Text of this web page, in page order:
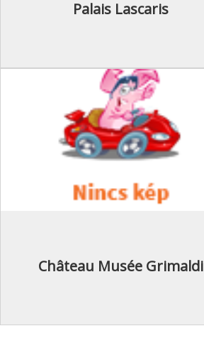
Palais Lascaris
Château Musée Grimaldi